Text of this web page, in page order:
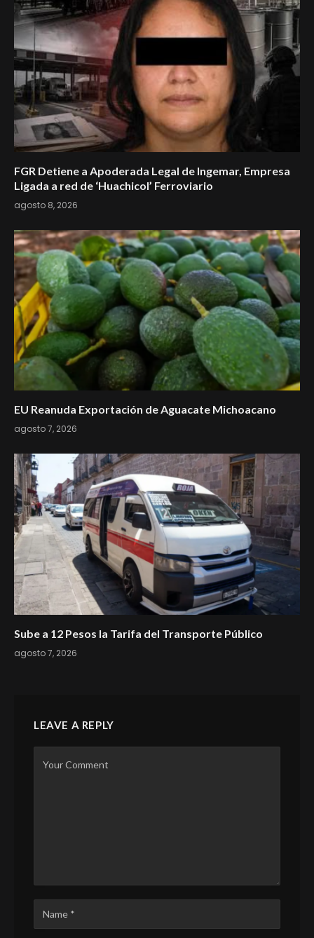
FGR Detiene a Apoderada Legal de Ingemar, Empresa
Ligada a red de ‘Huachicol’ Ferroviario
agosto 8, 2026
EU Reanuda Exportación de Aguacate Michoacano
agosto 7, 2026
Sube a 12 Pesos la Tarifa del Transporte Público
agosto 7, 2026
LEAVE A REPLY